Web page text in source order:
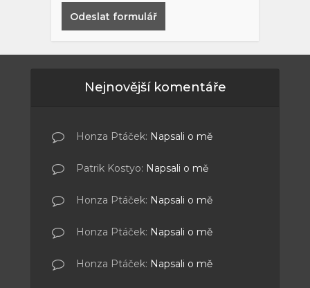
Odeslat formulář
Nejnovější komentáře
Honza Ptáček: Napsali o mě
Patrik Kostyo: Napsali o mě
Honza Ptáček: Napsali o mě
Honza Ptáček: Napsali o mě
Honza Ptáček: Napsali o mě